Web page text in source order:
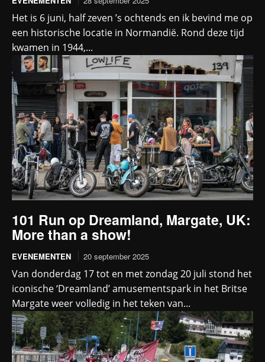
Het is 6 juni, half zeven ’s ochtends en ik bevind me op
een historische locatie in Normandië. Rond deze tijd
kwamen in 1944,...
101 Run op Dreamland, Margate, UK:
More than a show!
EVENEMENTEN 20 september 2025
Van donderdag 17 tot en met zondag 20 juli stond het
iconische ‘Dreamland’ amusementspark in het Britse
Margate weer volledig in het teken van...